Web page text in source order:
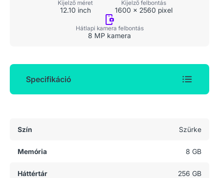
Kijelző méret
12.10 inch
Kijelző felbontás
1600 x 2560 pixel
Hátlapi kamera felbontás
8 MP kamera
Specifikáció
Szín Szürke
Memória 8 GB
Háttértár 256 GB